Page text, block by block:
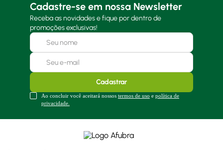
Cadastre-se em nossa Newsletter
Receba as novidades e fique por dentro de
promoções exclusivas!
Cadastrar
Ao concluir você aceitará nossos termos de uso e política de
privacidade.